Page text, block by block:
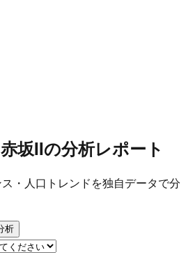
坂IIの分析レポート
・人口トレンドを独自データで分
析